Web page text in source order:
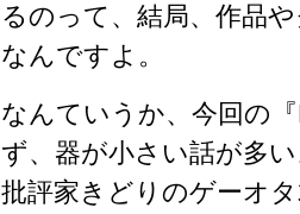
るのって、結局、作品
なんですよ。
なんていうか、今回の
ず、器が小さい話が多
批評家きどりのゲーオ